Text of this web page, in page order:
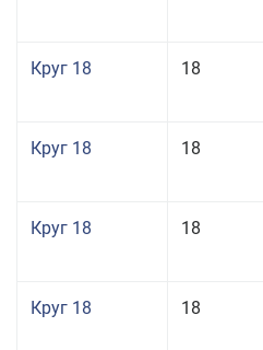
Круг 18 18
Круг 18 18
Круг 18 18
Круг 18 18